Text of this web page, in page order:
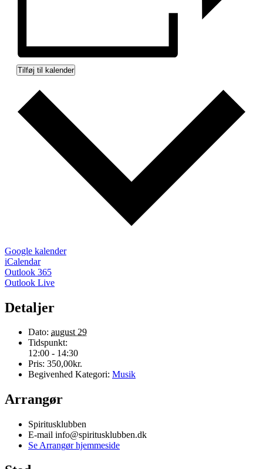
Tilføj til kalender
Google kalender
iCalendar
Outlook 365
Outlook Live
Detaljer
Dato: august 29
Tidspunkt:
12:00 - 14:30
Pris: 350,00kr.
Begivenhed Kategori: Musik
Arrangør
Spiritusklubben
E-mail info@spiritusklubben.dk
Se Arrangør hjemmeside